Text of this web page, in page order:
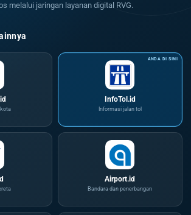
melalui jaringan layanan digital RVG.
InfoTol.id
Informasi jalan tol
Airport.id
Bandara dan penerbangan